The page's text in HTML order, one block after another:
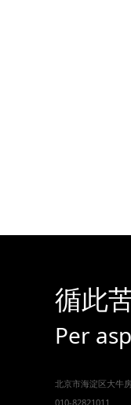
循此
Per
北京市海淀区大牛
010-82821011